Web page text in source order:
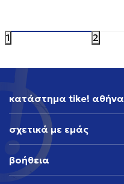
1 2
κατάστημα tike! αθήνα
σχετικά με εμάς
βοήθεια